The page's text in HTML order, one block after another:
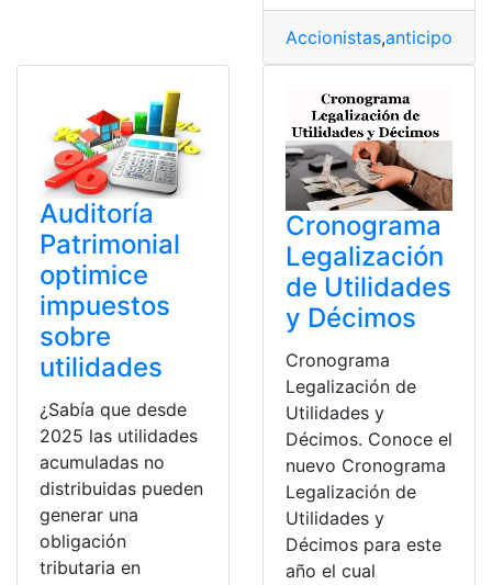
Accionistas,anticipo
Auditoría
Patrimonial
optimice
impuestos
sobre
utilidades
¿Sabía que desde
2025 las utilidades
acumuladas no
distribuidas pueden
generar una
obligación
tributaria en
Cronograma
Legalización
de Utilidades
y Décimos
Cronograma
Legalización de
Utilidades y
Décimos. Conoce el
nuevo Cronograma
Legalización de
Utilidades y
Décimos para este
año el cual